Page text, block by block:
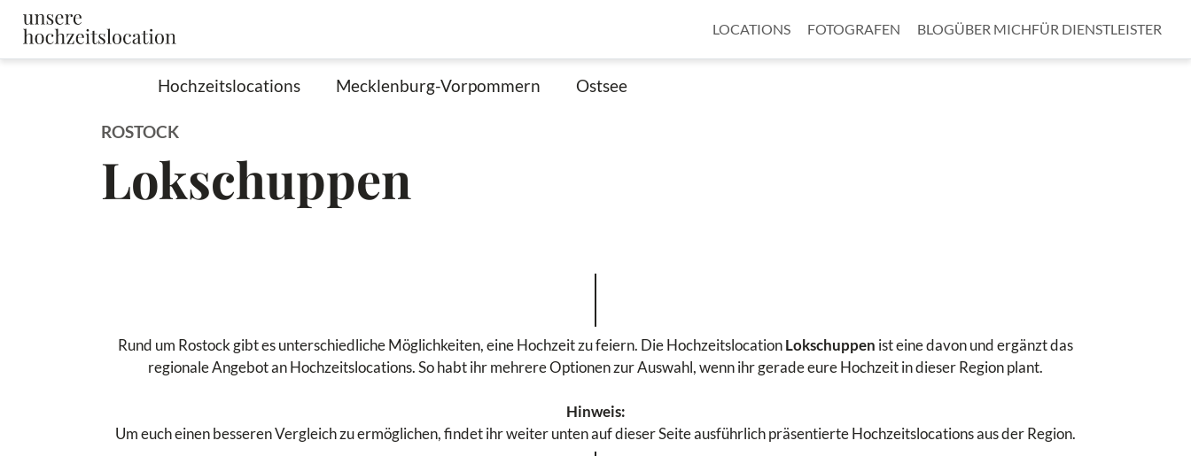
LOCATIONS FOTOGRAFEN BLOGÜBER MICHFÜR DIENSTLEISTER
Hochzeitslocations Mecklenburg-Vorpommern Ostsee
ROSTOCK
Lokschuppen
Rund um Rostock gibt es unterschiedliche Möglichkeiten, eine Hochzeit zu feiern. Die HochzeitslocationLokschuppen ist eine davon und ergänzt das
regionale Angebot an Hochzeitslocations. So habt ihr mehrere Optionen zur Auswahl, wenn ihr gerade eure Hochzeit in dieser Region plant.
Hinweis:
Um euch einen besseren Vergleich zu ermöglichen, findet ihr weiter unten auf dieser Seite ausführlich präsentierte Hochzeitslocations aus der Region.